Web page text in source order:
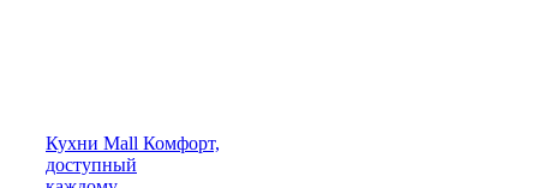
Кухни Mall Комфорт,
доступный